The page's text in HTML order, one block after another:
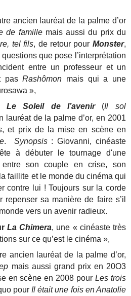
ancien lauréat de la palme d’or
de famillemais aussi du prix du
tel fils, de retour pour Monster,
que pose l’interprétation
entre un professeur et un
pasRashômon mais qui a une
»,
Le Soleil de l’avenir(Il sol
lauréat de la palme d’or, en 2001
, et prix de la mise en scène en
. Synopsis: Giovanni, cinéaste
à débuter le tournage d'une
son couple en crise, son
faillite et le monde du cinéma qui
contre lui ! Toujours sur la corde
sa manière de faire s’il
vers un avenir radieux.
La Chimera, une « cinéaste très
sur ce qu’est le cinéma »,
ancien lauréat de la palme d’or,
mais aussi grand prix en 20O3
en scène en 2008 pour Les trois
pourIl était une fois en Anatolie